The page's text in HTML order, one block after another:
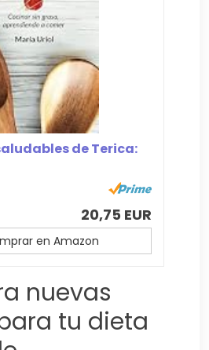
de Terica:
20,75 EUR
en Amazon
nuevas
tu dieta